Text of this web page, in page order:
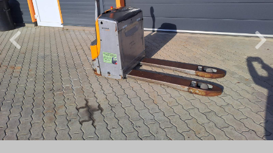
Bérelhető
Alkatrészek
Akkumulátorok
Gumik, Felnik